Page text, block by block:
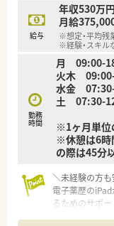
給与
年収530万
月給
※想定・平均残
※経験・スキル
勤務
時間
月 09:00-
火木
水金
土 07:30-
※1ヶ月単位
※休憩は6時
の際は45分
＼未経験の方も
電子薬歴の
るためのサポ